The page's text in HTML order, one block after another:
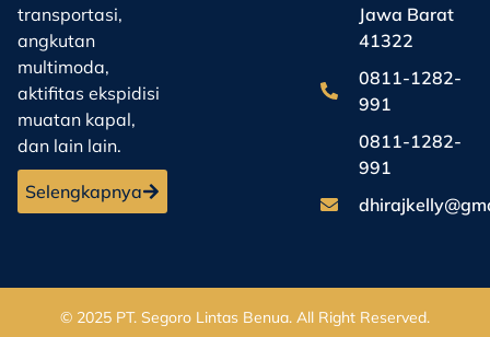
transportasi,
angkutan
multimoda,
aktifitas ekspidisi
muatan kapal,
dan lain lain.
Selengkapnya
Jawa Barat
41322
0811-1282-
991
0811-1282-
991
© 2025 PT. Segoro Lintas Benua. All Right Reserved.